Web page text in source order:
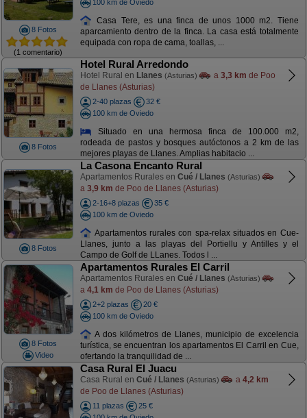
8 Fotos
(1 comentario)
100 km de Oviedo
Casa Tere, es una finca de unos 1000 m2. Tiene
aparcamiento dentro de la finca. La casa está totalmente
equipada con ropa de cama, toallas, ...
8 Fotos
Hotel Rural Arredondo
Hotel Rural en Llanes (Asturias) a 3,3 km de Poo
de Llanes (Asturias)
2-40 plazas
32 €
100 km de Oviedo
Situado en una hermosa finca de 100.000 m2,
rodeada de pastos y bosques autóctonos a 2 km de las
mejores playas de Llanes. Amplias habitacio ...
8 Fotos
La Casona Encanto Rural
Apartamentos Rurales en Cué / Llanes (Asturias)
a 3,9 km de Poo de Llanes (Asturias)
2-16+8 plazas
35 €
100 km de Oviedo
Apartamentos rurales con spa-relax situados en Cue-
Llanes, junto a las playas del Portiellu y Antilles y el
Campo de Golf de LLanes. Todos l ...
8 Fotos
Video
Apartamentos Rurales El Carril
Apartamentos Rurales en Cué / Llanes (Asturias)
a 4,1 km de Poo de Llanes (Asturias)
2+2 plazas
20 €
100 km de Oviedo
A dos kilómetros de Llanes, municipio de excelencia
turística, se encuentran los apartamentos El Carril en Cue,
ofertando la tranquilidad de ...
Casa Rural El Juacu
Casa Rural en Cué / Llanes (Asturias) a 4,2 km
de Poo de Llanes (Asturias)
11 plazas
25 €